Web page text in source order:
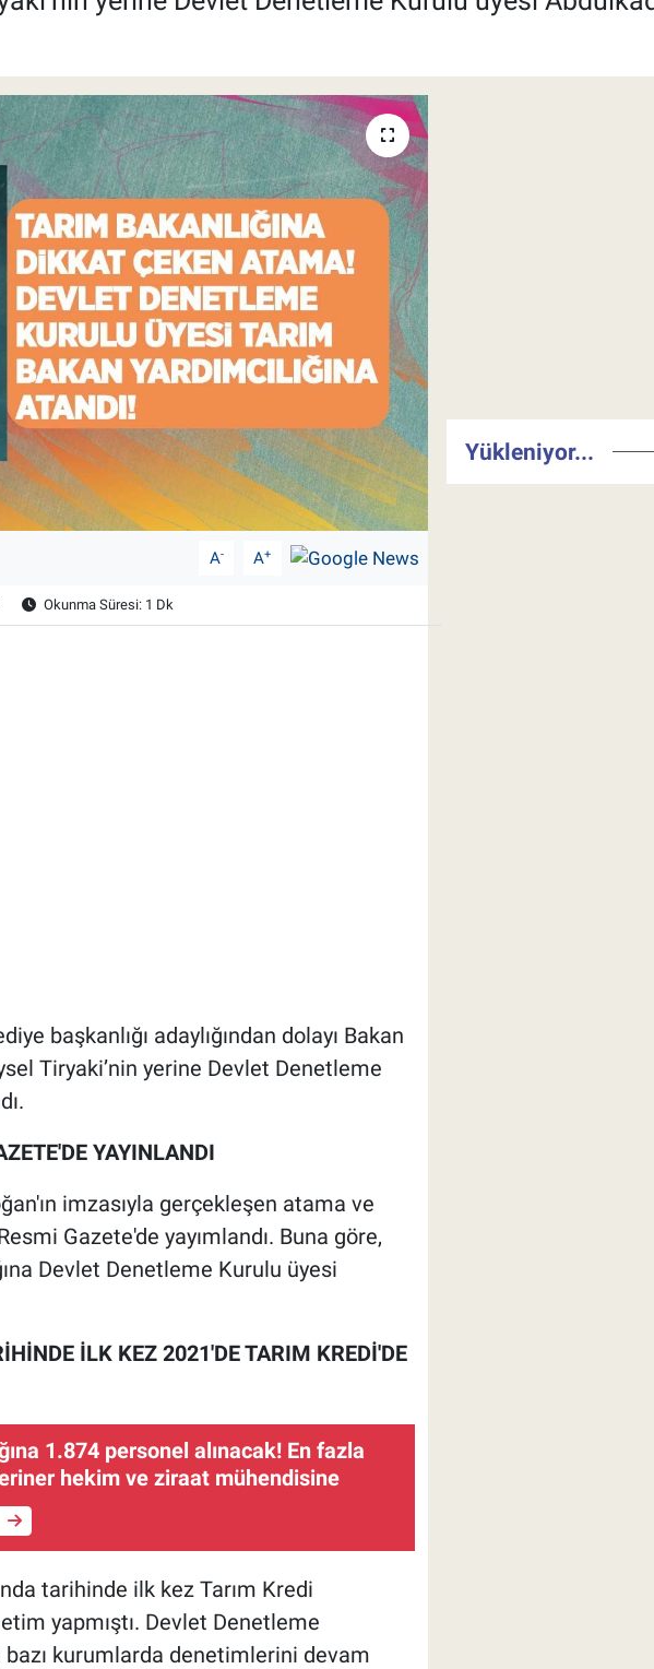
A- A+
Okunma Süresi: 1 Dk
başkanlığı adaylığından dolayı Bakan
Tiryaki’nin yerine Devlet Denetleme
YAYINLANDI
imzasıyla gerçekleşen atama ve
Gazete'de yayımlandı. Buna göre,
Devlet Denetleme Kurulu üyesi
İLK KEZ 2021'DE TARIM KREDİ'DE
1.874 personel alınacak! En fazla
hekim ve ziraat mühendisine
tarihinde ilk kez Tarım Kredi
yapmıştı. Devlet Denetleme
kurumlarda denetimlerini devam
Yükleniyor...